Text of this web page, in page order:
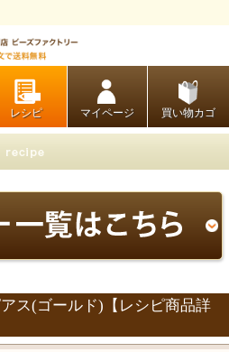
レシピ マイページ 買い物カゴ
ス(ゴールド)【レシピ商品詳